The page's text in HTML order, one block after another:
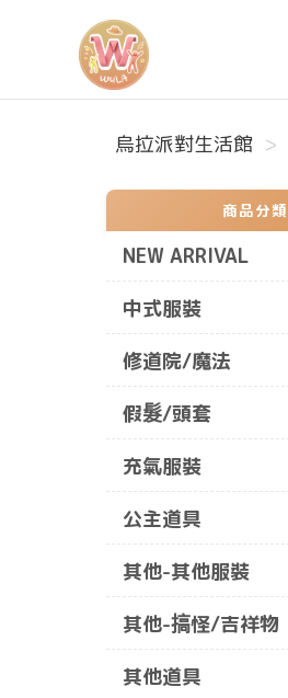
烏拉派對生活館
烏拉派對生活館
商品分類
NEW ARRIVAL
中式服裝
修道院/魔法
假髮/頭套
充氣服裝
公主道具
其他-其他服裝
其他-搞怪/吉祥物
其他道具